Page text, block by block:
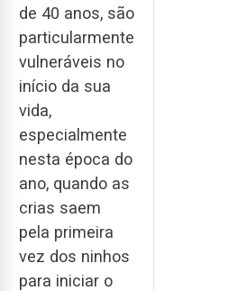
de 40 anos, são
particularmente
vulneráveis no
início da sua
vida,
especialmente
nesta época do
ano, quando as
crias saem
pela primeira
vez dos ninhos
para iniciar o